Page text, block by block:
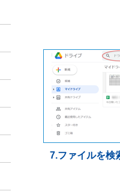
7.ファイルを検